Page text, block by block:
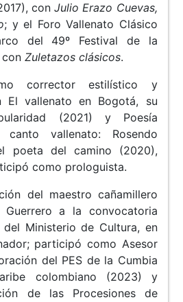
conJulio Erazo Cuevas,
; y el Foro Vallenato Clásico
del 49º Festival de la
conZuletazos clásicos.
corrector estilístico y
El vallenato en Bogotá, su
(2021) y Poesía
vallenato: Rosendo
poeta del camino (2020),
como prologuista.
del maestro cañamillero
Guerrero a la convocatoria
Ministerio de Cultura, en
participó como Asesor
del PES de la Cumbia
colombiano (2023) y
de las Procesiones de